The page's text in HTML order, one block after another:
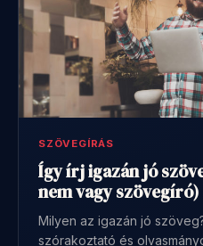
SZÖVEGÍRÁS
Így írj igazán jó
nem vagy szövegíró)
Milyen az igazán jó
szórakoztató és